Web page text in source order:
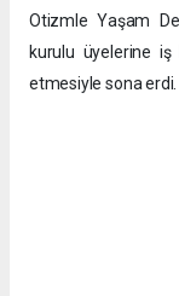
Otizmle Yaşam
kurulu üyelerine
etmesiyle sona erdi.